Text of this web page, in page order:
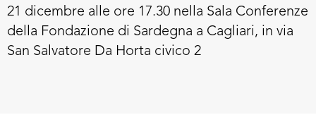
21 dicembre alle ore 17.30 nella Sala Conferenze
della Fondazione di Sardegna a Cagliari, in via
San Salvatore Da Horta civico 2